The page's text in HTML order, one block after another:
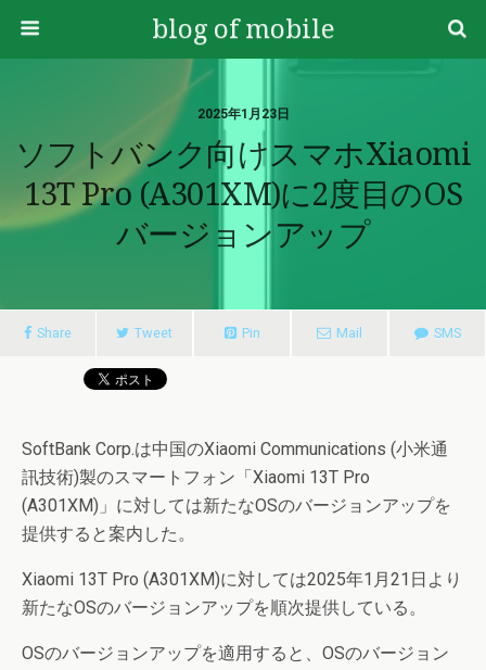
blog of mobile
2025年1月23日
ソフトバンク向けスマホXiaomi
13T Pro (A301XM)に2度目のOS
バージョンアップ
Share Tweet Pin Mail SMS
SoftBank Corp.は中国のXiaomi Communications (小米通
訊技術)製のスマートフォン「Xiaomi 13T Pro
(A301XM)」に対しては新たなOSのバージョンアップを
提供すると案内した。
Xiaomi 13T Pro (A301XM)に対しては2025年1月21日より
新たなOSのバージョンアップを順次提供している。
OSのバージョンアップを適用すると、OSのバージョン